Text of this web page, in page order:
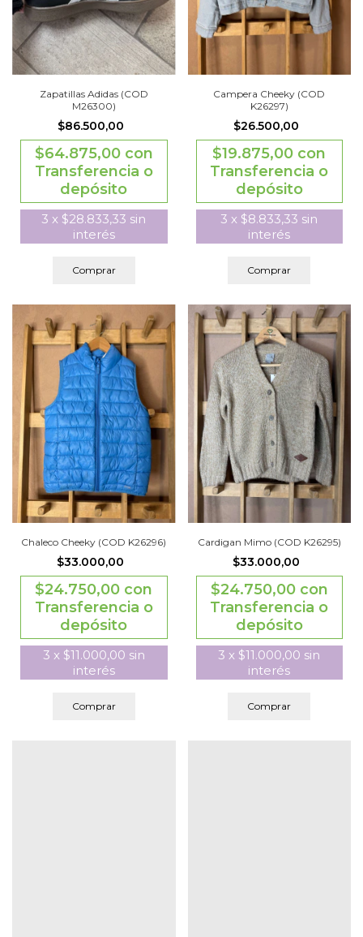
Zapatillas Adidas (COD
M26300)
$86.500,00
$64.875,00 con
Transferencia o
depósito
3 x $28.833,33 sin
interés
Comprar
Campera Cheeky (COD
K26297)
$26.500,00
$19.875,00 con
Transferencia o
depósito
3 x $8.833,33 sin
interés
Comprar
Chaleco Cheeky (COD K26296)
$33.000,00
$24.750,00 con
Transferencia o
depósito
3 x $11.000,00 sin
interés
Comprar
Cardigan Mimo (COD K26295)
$33.000,00
$24.750,00 con
Transferencia o
depósito
3 x $11.000,00 sin
interés
Comprar